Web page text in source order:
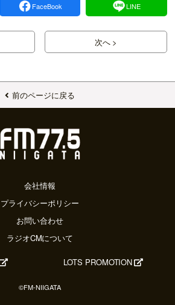
FaceBook LINE
次へ >
前のページに戻る
会社情報
プライバシーポリシー
お問い合わせ
ラジオCMについて
LOTS PROMOTION
©FM-NIIGATA